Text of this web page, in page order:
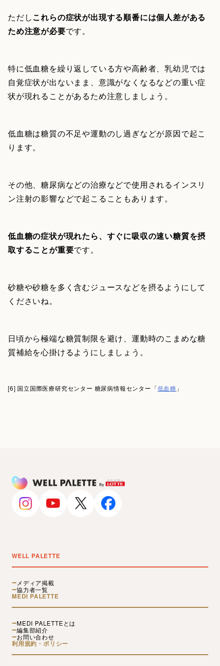
ただしこれらの症状が出現する順番には個人差がある
ため注意が必要です。
特に低血糖を繰り返している方や高齢者、乳幼児では
自覚症状が出ないまま、意識がなくなるなどの重い症
状が現れることがあるため注意しましょう。
低血糖は糖質の不足や運動のし過ぎなどが原因で起こ
ります。
その他、糖尿病などの治療などで使用されるインスリ
ン注射の影響などで起こることもあります。
低血糖の症状が現れたら、すぐに吸収の速い糖質を摂
取することが重要です。
砂糖や砂糖を多く含むジュースなどを摂るようにして
くださいね。
日頃から極端な糖質制限を避け、運動時のこまめな糖
質補給を心掛けるようにしましょう。
[6] 国立国際医療研究センター 糖尿病情報センター「低血糖 」
WELL PALETTE
メディア掲載
協力者一覧
MEDI PALETTE
MEDI PALETTEとは
編集部紹介
お問い合わせ
利用規約・ポリシー